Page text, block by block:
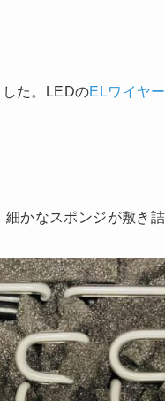
た。LEDのELワイヤー
かなスポンジが敷き詰